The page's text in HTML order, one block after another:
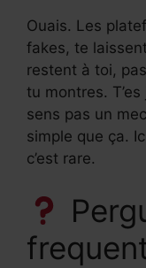
Ouais. Les
fakes, te
restent à toi,
tu montres.
sens pas un
simple que ça.
c’est rare.